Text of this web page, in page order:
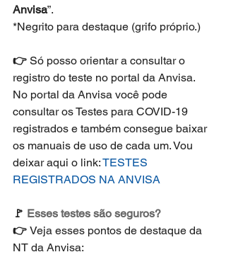
Anvisa”.
*Negrito para destaque (grifo próprio.)
👉 Só posso orientar a consultar o
registro do teste no portal da Anvisa.
No portal da Anvisa você pode
consultar os Testes para COVID-19
registrados e também consegue baixar
os manuais de uso de cada um. Vou
deixar aqui o link: TESTES
REGISTRADOS NA ANVISA
🚩 Esses testes são seguros?
👉 Veja esses pontos de destaque da
NT da Anvisa: